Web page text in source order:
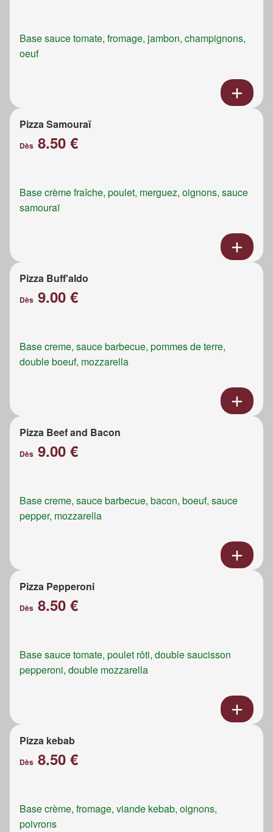
Base sauce tomate, fromage, jambon, champignons,
oeuf
Pizza Samouraï
Dès 8.50 €
Base crème fraîche, poulet, merguez, oignons, sauce
samouraï
Pizza Buff'aldo
Dès 9.00 €
Base creme, sauce barbecue, pommes de terre,
double boeuf, mozzarella
Pizza Beef and Bacon
Dès 9.00 €
Base creme, sauce barbecue, bacon, boeuf, sauce
pepper, mozzarella
Pizza Pepperoni
Dès 8.50 €
Base sauce tomate, poulet rôti, double saucisson
pepperoni, double mozzarella
Pizza kebab
Dès 8.50 €
Base crème, fromage, viande kebab, oignons,
poivrons